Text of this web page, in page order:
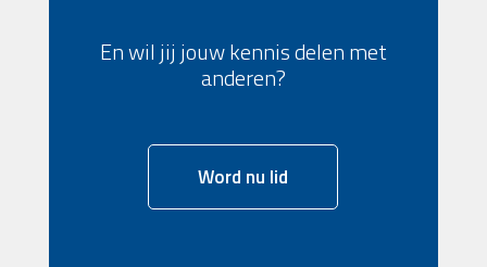
En wil jij jouw kennis delen met
anderen?
Word nu lid